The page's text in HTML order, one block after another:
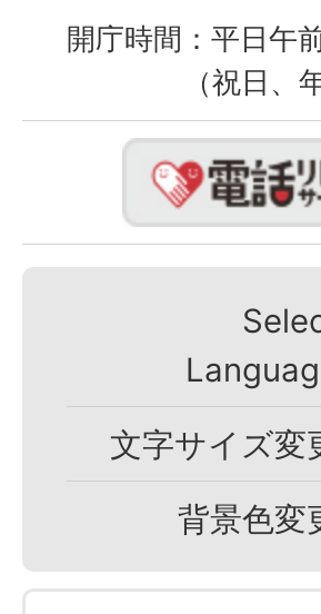
開庁時間： 平日午
（祝日、
文字サイズ変
背景色変